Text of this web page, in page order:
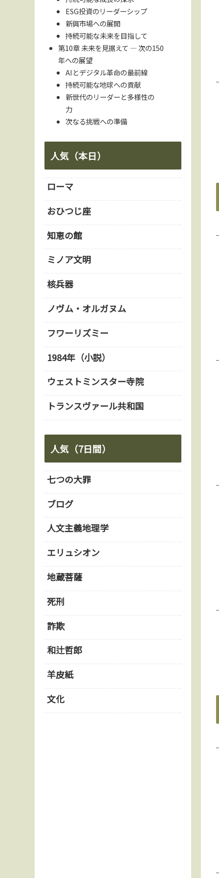
ESG投資のリーダーシップ
新興市場への展開
持続可能な未来を目指して
第10章 未来を見据えて — 次の150
年への展望
AIとデジタル革命の最前線
持続可能な地球への貢献
新世代のリーダーと多様性の
力
次なる挑戦への準備
人気（本日）
ローマ
おひつじ座
知恵の館
ミノア文明
核兵器
ノヴム・オルガヌム
フワーリズミー
1984年（小説）
ウェストミンスター寺院
トランスヴァール共和国
人気（7日間）
七つの大罪
ブログ
人文主義地理学
エリュシオン
地蔵菩薩
死刑
詐欺
和辻哲郎
羊皮紙
文化